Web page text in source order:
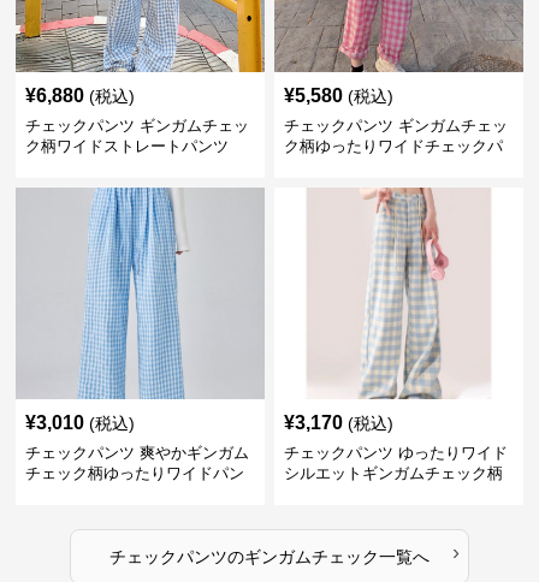
¥6,880 (税込)
チェックパンツ ギンガムチェッ
ク柄ワイドストレートパンツ
¥5,580 (税込)
チェックパンツ ギンガムチェッ
ク柄ゆったりワイドチェックパ
¥3,010 (税込)
チェックパンツ 爽やかギンガム
チェック柄ゆったりワイドパン
¥3,170 (税込)
チェックパンツ ゆったりワイド
シルエットギンガムチェック柄
チェックパンツのギンガムチェック一覧へ ›